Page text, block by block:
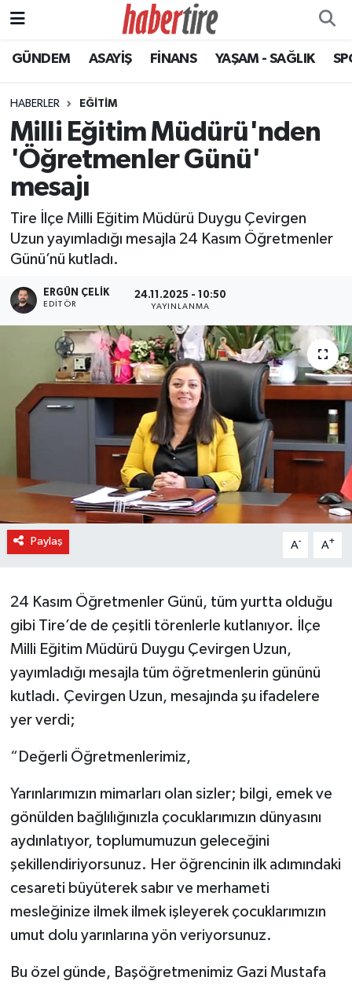
GÜNDEM ASAYİŞ FİNANS YAŞAM - SAĞLIK
HABERLER EĞİTİM
Milli Eğitim Müdürü'nden
'Öğretmenler Günü'
mesajı
Tire İlçe Milli Eğitim Müdürü Duygu Çevirgen
Uzun yayımladığı mesajla 24 Kasım Öğretmenler
Günü’nü kutladı.
ERGÜN ÇELIK
EDITÖR
24.11.2025 - 10:50
YAYINLANMA
Paylaş A- A+
24 Kasım Öğretmenler Günü, tüm yurtta olduğu
gibi Tire’de de çeşitli törenlerle kutlanıyor. İlçe
Milli Eğitim Müdürü Duygu Çevirgen Uzun,
yayımladığı mesajla tüm öğretmenlerin gününü
kutladı. Çevirgen Uzun, mesajında şu ifadelere
yer verdi;
“Değerli Öğretmenlerimiz,
Yarınlarımızın mimarları olan sizler; bilgi, emek ve
gönülden bağlılığınızla çocuklarımızın dünyasını
aydınlatıyor, toplumumuzun geleceğini
şekillendiriyorsunuz. Her öğrencinin ilk adımındaki
cesareti büyüterek sabır ve merhameti
mesleğinize ilmek ilmek işleyerek çocuklarımızın
umut dolu yarınlarına yön veriyorsunuz.
Bu özel günde, Başöğretmenimiz Gazi Mustafa
Tire Nöbetçi Eczaneler
Tire Hava Durumu
Tire Trafik Yoğunluk Haritası
Süper Lig Puan Durumu ve Fikstür
Tüm Manşetler
Son Dakika Haberleri
Haber Arşivi